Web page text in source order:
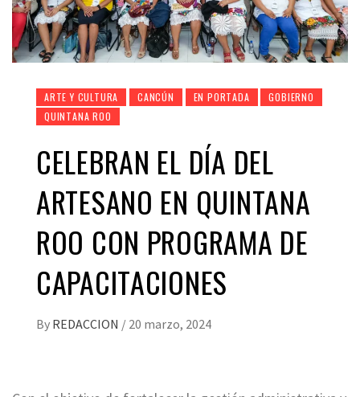
ARTE Y CULTURA CANCÚN EN PORTADA
GOBIERNO
QUINTANA ROO
CELEBRAN EL DÍA DEL
ARTESANO EN QUINTANA
ROO CON PROGRAMA DE
CAPACITACIONES
By REDACCION / 20 marzo, 2024